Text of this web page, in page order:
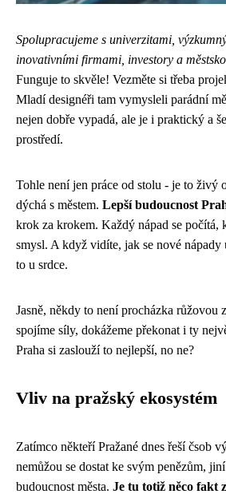
Spolupracujeme s univerzitami,
inovativními firmami, investory a
Funguje to skvěle! Vezměte si třeba
Mladí designéři tam vymysleli parádní
nejen dobře vypadá, ale je i praktický a
prostředí.
Tohle není jen práce od stolu - je to živý
dýchá s městem. Lepší budoucnost
krok za krokem. Každý nápad se počítá,
smysl. A když vidíte, jak se nové
to u srdce.
Jasně, někdy to není procházka růžovou
spojíme síly, dokážeme překonat i ty
Praha si zaslouží to nejlepší, no ne?
Vliv na pražský ekosystém
Zatímco někteří Pražané dnes řešíčsob
nemůžou se dostat ke svým penězům,
budoucnost města. Je tu totiž něco fakt